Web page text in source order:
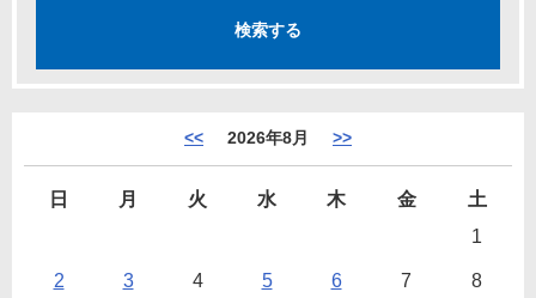
<< 2026年8月 >>
日 月 火 水 木 金
土
1
2 3 4 5 6 7 8